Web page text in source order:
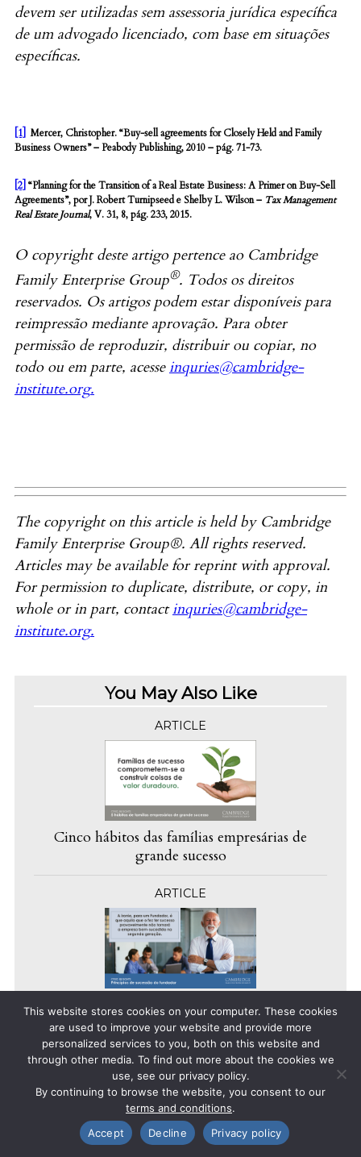
You May Also Like
ARTICLE
Cinco hábitos das famílias empresárias de
grande sucesso
ARTICLE
Princípios de sucessão do fundador
ARTICLE
devem ser utilizadas sem assessoria jurídica específica
de um advogado licenciado, com base em situações
específicas.
[1] Mercer, Christopher. “Buy-sell agreements for Closely Held and Family
Business Owners” – Peabody Publishing, 2010 – pág. 71-73.
[2] “Planning for the Transition of a Real Estate Business: A Primer on Buy-Sell
Agreements”, por J. Robert Turnipseed e Shelby L. Wilson – Tax Management
Real Estate Journal, V. 31, 8, pág. 233, 2015.
O copyright deste artigo pertence ao Cambridge
Family Enterprise Group®. Todos os direitos
reservados. Os artigos podem estar disponíveis para
reimpressão mediante aprovação. Para obter
permissão de reproduzir, distribuir ou copiar, no
todo ou em parte, acesseinquries@cambridge-
institute.org.
The copyright on this article is held by Cambridge
Family Enterprise Group®. All rights reserved.
Articles may be available for reprint with approval.
For permission to duplicate, distribute, or copy, in
whole or in part, contactinquries@cambridge-
institute.org.
X LinkedIn Email
This website stores cookies on your computer. These cookies
are used to improve your website and provide more
personalized services to you, both on this website and
through other media. To find out more about the cookies we
use, see our privacy policy.
By continuing to browse the website, you consent to our
terms and conditions.
Accept
Decline Privacy policy